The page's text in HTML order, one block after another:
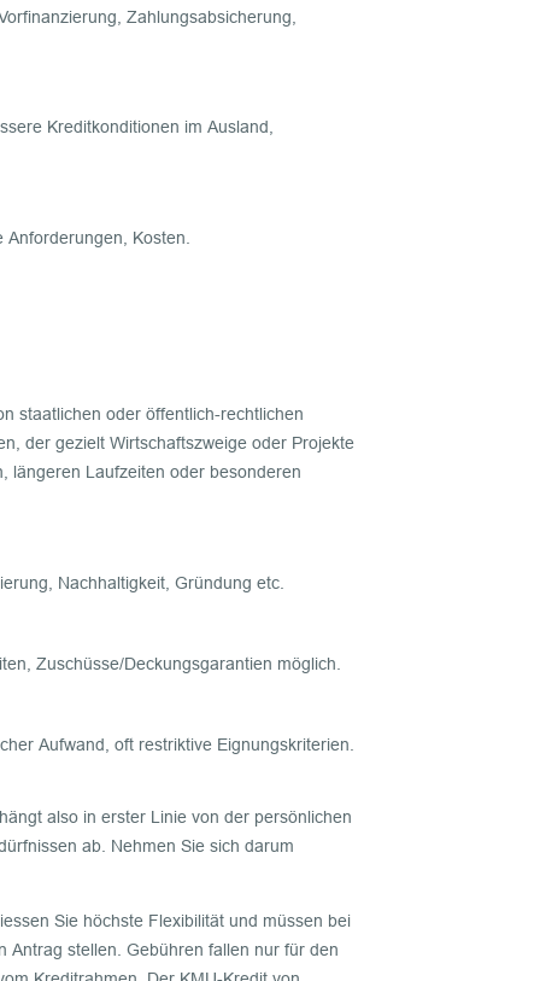
Zahlungsabsicherung,
Kreditkonditionen im Ausland,
Kosten.
staatlichen oder öffentlich-rechtlichen
der gezielt Wirtschaftszweige oder Projekte
längeren Laufzeiten oder besonderen
Nachhaltigkeit, Gründung etc.
Zuschüsse/Deckungsgarantien möglich.
Aufwand, oft restriktive Eignungskriterien.
also in erster Linie von der persönlichen
ab. Nehmen Sie sich darum
Sie höchste Flexibilität und müssen bei
Antrag stellen. Gebühren fallen nur für den